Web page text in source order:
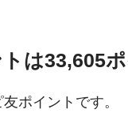
は33,605
ポイントです。